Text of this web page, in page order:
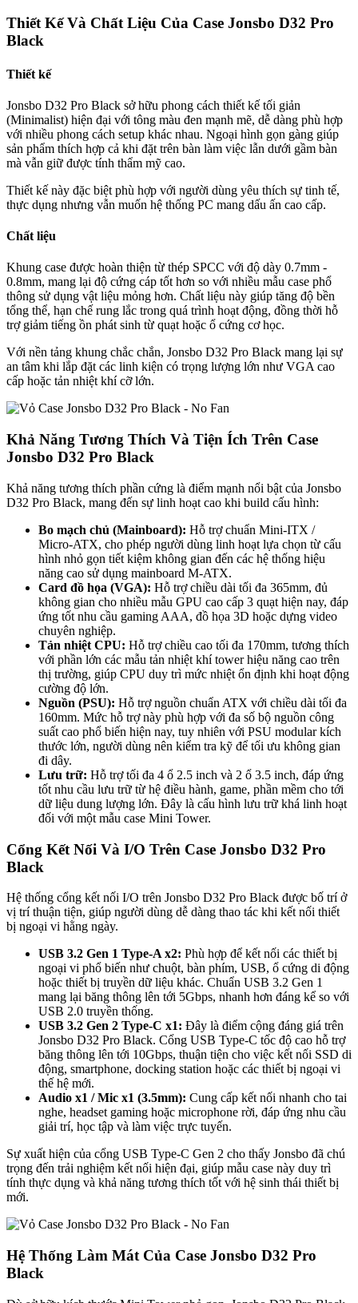
Thiết Kế Và Chất Liệu Của Case Jonsbo D32 Pro
Black
Thiết kế
Jonsbo D32 Pro Black sở hữu phong cách thiết kế tối giản
(Minimalist) hiện đại với tông màu đen mạnh mẽ, dễ dàng phù hợp
với nhiều phong cách setup khác nhau. Ngoại hình gọn gàng giúp
sản phẩm thích hợp cả khi đặt trên bàn làm việc lẫn dưới gầm bàn
mà vẫn giữ được tính thẩm mỹ cao.
Thiết kế này đặc biệt phù hợp với người dùng yêu thích sự tinh tế,
thực dụng nhưng vẫn muốn hệ thống PC mang dấu ấn cao cấp.
Chất liệu
Khung case được hoàn thiện từ thép SPCC với độ dày 0.7mm -
0.8mm, mang lại độ cứng cáp tốt hơn so với nhiều mẫu case phổ
thông sử dụng vật liệu mỏng hơn. Chất liệu này giúp tăng độ bền
tổng thể, hạn chế rung lắc trong quá trình hoạt động, đồng thời hỗ
trợ giảm tiếng ồn phát sinh từ quạt hoặc ổ cứng cơ học.
Với nền tảng khung chắc chắn, Jonsbo D32 Pro Black mang lại sự
an tâm khi lắp đặt các linh kiện có trọng lượng lớn như VGA cao
cấp hoặc tản nhiệt khí cỡ lớn.
Khả Năng Tương Thích Và Tiện Ích Trên Case
Jonsbo D32 Pro Black
Khả năng tương thích phần cứng là điểm mạnh nổi bật của Jonsbo
D32 Pro Black, mang đến sự linh hoạt cao khi build cấu hình:
Bo mạch chủ (Mainboard): Hỗ trợ chuẩn Mini-ITX /
Micro-ATX, cho phép người dùng linh hoạt lựa chọn từ cấu
hình nhỏ gọn tiết kiệm không gian đến các hệ thống hiệu
năng cao sử dụng mainboard M-ATX.
Card đồ họa (VGA): Hỗ trợ chiều dài tối đa 365mm, đủ
không gian cho nhiều mẫu GPU cao cấp 3 quạt hiện nay, đáp
ứng tốt nhu cầu gaming AAA, đồ họa 3D hoặc dựng video
chuyên nghiệp.
Tản nhiệt CPU: Hỗ trợ chiều cao tối đa 170mm, tương thích
với phần lớn các mẫu tản nhiệt khí tower hiệu năng cao trên
thị trường, giúp CPU duy trì mức nhiệt ổn định khi hoạt động
cường độ lớn.
Nguồn (PSU): Hỗ trợ nguồn chuẩn ATX với chiều dài tối đa
160mm. Mức hỗ trợ này phù hợp với đa số bộ nguồn công
suất cao phổ biến hiện nay, tuy nhiên với PSU modular kích
thước lớn, người dùng nên kiểm tra kỹ để tối ưu không gian
đi dây.
Lưu trữ: Hỗ trợ tối đa 4 ổ 2.5 inch và 2 ổ 3.5 inch, đáp ứng
tốt nhu cầu lưu trữ từ hệ điều hành, game, phần mềm cho tới
dữ liệu dung lượng lớn. Đây là cấu hình lưu trữ khá linh hoạt
đối với một mẫu case Mini Tower.
Cổng Kết Nối Và I/O Trên Case Jonsbo D32 Pro
Black
Hệ thống cổng kết nối I/O trên Jonsbo D32 Pro Black được bố trí ở
vị trí thuận tiện, giúp người dùng dễ dàng thao tác khi kết nối thiết
bị ngoại vi hằng ngày.
USB 3.2 Gen 1 Type-A x2: Phù hợp để kết nối các thiết bị
ngoại vi phổ biến như chuột, bàn phím, USB, ổ cứng di động
hoặc thiết bị truyền dữ liệu khác. Chuẩn USB 3.2 Gen 1
mang lại băng thông lên tới 5Gbps, nhanh hơn đáng kể so với
USB 2.0 truyền thống.
USB 3.2 Gen 2 Type-C x1: Đây là điểm cộng đáng giá trên
Jonsbo D32 Pro Black. Cổng USB Type-C tốc độ cao hỗ trợ
băng thông lên tới 10Gbps, thuận tiện cho việc kết nối SSD di
động, smartphone, docking station hoặc các thiết bị ngoại vi
thế hệ mới.
Audio x1 / Mic x1 (3.5mm): Cung cấp kết nối nhanh cho tai
nghe, headset gaming hoặc microphone rời, đáp ứng nhu cầu
giải trí, học tập và làm việc trực tuyến.
Sự xuất hiện của cổng USB Type-C Gen 2 cho thấy Jonsbo đã chú
trọng đến trải nghiệm kết nối hiện đại, giúp mẫu case này duy trì
tính thực dụng và khả năng tương thích tốt với hệ sinh thái thiết bị
mới.
Hệ Thống Làm Mát Của Case Jonsbo D32 Pro
Black